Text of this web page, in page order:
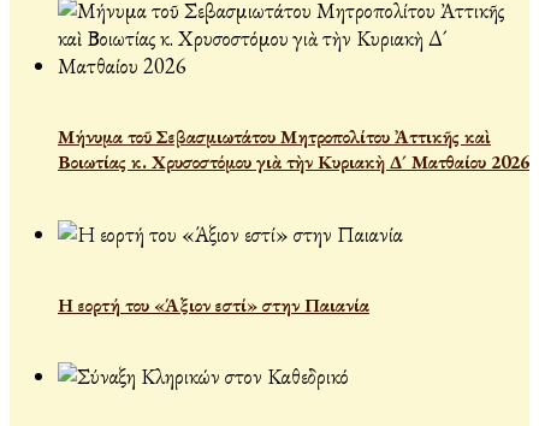
Μήνυμα τοῦ Σεβασμιωτάτου Μητροπολίτου Ἀττικῆς καὶ
Βοιωτίας κ. Χρυσοστόμου γιὰ τὴν Κυριακὴ Δ´ Ματθαίου 2026
Η εορτή του «Άξιον εστί» στην Παιανία